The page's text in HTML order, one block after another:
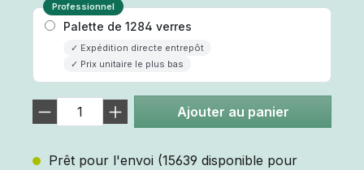
Professionnel
Palette de 1284 verres
✓ Expédition directe entrepôt
✓ Prix unitaire le plus bas
Ajouter au panier
Prêt pour l'envoi (15639 disponible pour